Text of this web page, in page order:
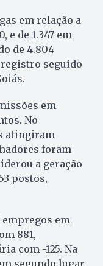
em relação a
e de 1.347 em
de 4.804
registro seguido
em
No
atingiram
foram
a geração
postos,
empregos em
881,
com -125. Na
segundo lugar